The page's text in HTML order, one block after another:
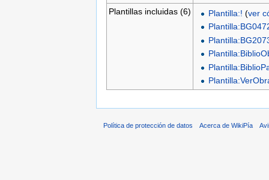
Plantillas incluidas (6)
Plantilla:! (ver
Política de protección de datos Acerca de WikiPía